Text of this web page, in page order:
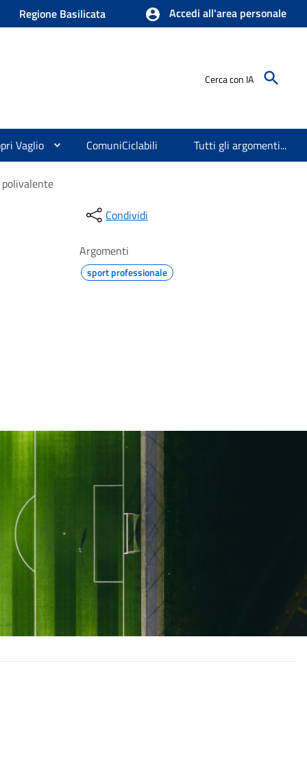
Regione Basilicata Accedi all'area personale
Cerca con IA
Vaglio ComuniCiclabili Tutti gli argomenti...
polivalente
Condividi
Argomenti
sport professionale